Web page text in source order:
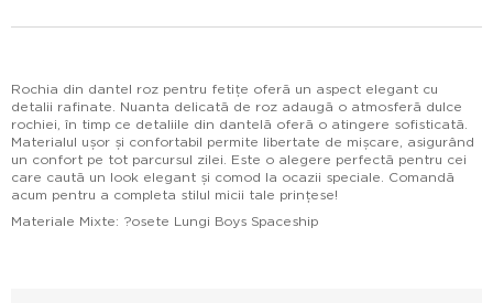
Rochia din dantel roz pentru fetițe oferă un aspect elegant cu
detalii rafinate. Nuanta delicată de roz adaugă o atmosferă dulce
rochiei, în timp ce detaliile din dantelă oferă o atingere sofisticată.
Materialul ușor și confortabil permite libertate de mișcare, asigurând
un confort pe tot parcursul zilei. Este o alegere perfectă pentru cei
care caută un look elegant și comod la ocazii speciale. Comandă
acum pentru a completa stilul micii tale prințese!
Materiale Mixte: ?osete Lungi Boys Spaceship